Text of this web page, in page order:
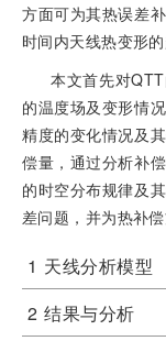
方面可为其热误差
时间内天线热变形
本文首先对
的温度场及变形情
精度的变化情况及
偿量，通过分析补
的时空分布规律及
差问题，并为热补偿
1 天线分析模型
2 结果与分析